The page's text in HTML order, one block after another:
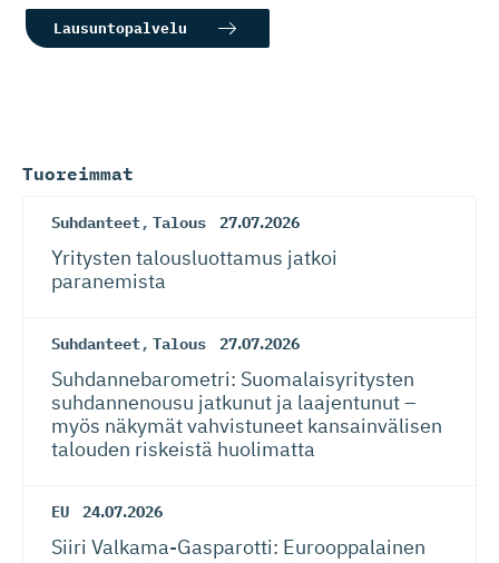
Lausuntopalvelu
Tuoreimmat
Suhdanteet, Talous 27.07.2026
Yritysten talousluottamus jatkoi
paranemista
Suhdanteet, Talous 27.07.2026
Suhdanneba­ro­metri: Suomalaisy­ri­tysten
suhdannenousu jatkunut ja laajentunut –
myös näkymät vahvistuneet kansainvälisen
talouden riskeistä huolimatta
EU 24.07.2026
Siiri Valkama-Gas­pa­rotti: Eurooppalainen